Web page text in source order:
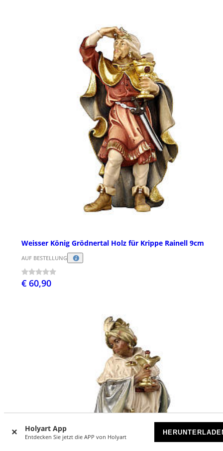
Holyart App
Entdecken Sie jetzt die APP von Holyart
Weisser König Grödnertal Holz für Krippe Rainell 9cm
AUF BESTELLUNG
€ 60,90